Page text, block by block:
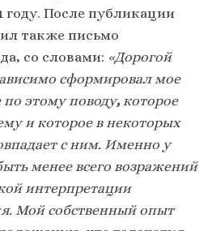
году. После публикации
также письмо
со словами: «Дорогой
сформировал мое
по этому поводу,которое
и которое в некоторых
с ним. Именно у
менее всего возражений
интерпретации
Мой собственный опыт